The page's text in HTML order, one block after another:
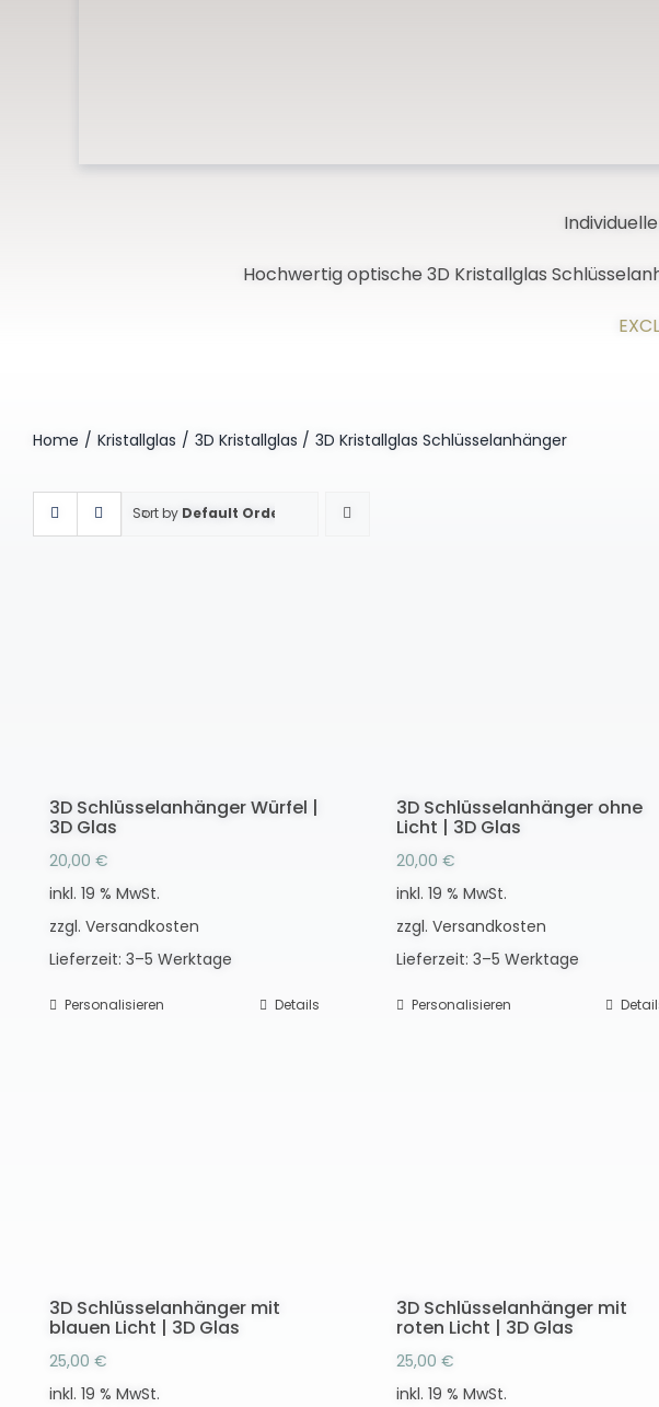
Hochwertig optische 3D Kristallglas
Home Kristallglas 3D Kristallglas 3D Kristallglas Schlüsselanhänger
Sort by Default Order
3D Schlüsselanhänger Würfel |
3D Glas
20,00 €
inkl. 19 % MwSt.
zzgl. Versandkosten
Lieferzeit: 3–5 Werktage
Personalisieren Details
3D Schlüsselanhänger ohne
Licht | 3D Glas
20,00 €
inkl. 19 % MwSt.
zzgl. Versandkosten
Lieferzeit: 3–5 Werktage
Personalisieren
3D Schlüsselanhänger mit
blauen Licht | 3D Glas
25,00 €
inkl. 19 % MwSt.
3D Schlüsselanhänger mit
roten Licht | 3D Glas
25,00 €
inkl. 19 % MwSt.